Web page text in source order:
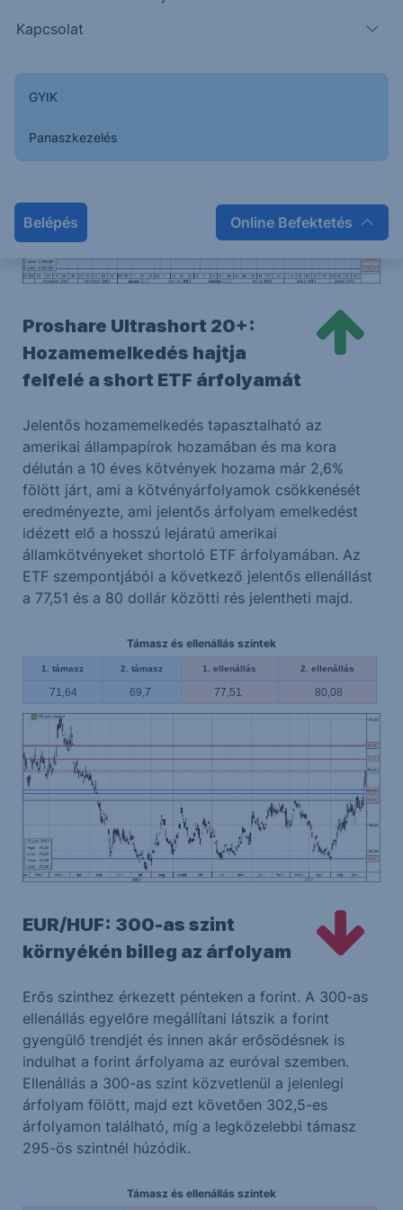
Kapcsolat
GYIK
Panaszkezelés
Belépés Online Befektetés
1.252
Proshare Ultrashort 20+:
Hozamemelkedés hajtja
felfelé a short ETF árfolyamát
Jelentős hozamemelkedés tapasztalható az
amerikai állampapírok hozamában és ma kora
délután a 10 éves kötvények hozama már 2,6%
fölött járt, ami a kötvényárfolyamok csökkenését
eredményezte, ami jelentős árfolyam emelkedést
idézett elő a hosszú lejáratú amerikai
államkötvényeket shortoló ETF árfolyamában. Az
ETF szempontjából a következő jelentős ellenállást
a 77,51 és a 80 dollár közötti rés jelentheti majd.
Támasz és ellenállás szintek
1. támasz 2. támasz 1. ellenállás 2. ellenállás
71,64 69,7 77,51 80,08
EUR/HUF: 300-as szint
környékén billeg az árfolyam
Erős szinthez érkezett pénteken a forint. A 300-as
ellenállás egyelőre megállítani látszik a forint
gyengülő trendjét és innen akár erősödésnek is
indulhat a forint árfolyama az euróval szemben.
Ellenállás a 300-as szint közvetlenül a jelenlegi
árfolyam fölött, majd ezt követően 302,5-es
árfolyamon található, míg a legközelebbi támasz
295-ös szintnél húzódik.
Támasz és ellenállás szintek